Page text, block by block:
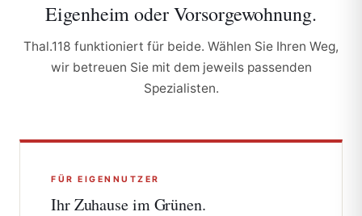
Eigenheim oderVorsorgewohnung.
Thal.118 funktioniert für beide. Wählen Sie Ihren Weg,
wir betreuen Sie mit dem jeweils passenden
Spezialisten.
FÜR EIGENNUTZER
Ihr Zuhauseim Grünen.